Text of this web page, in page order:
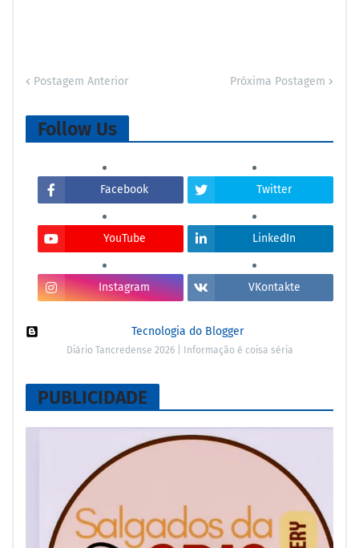
Postagem Anterior Próxima Postagem
Follow Us
Facebook Twitter
YouTube LinkedIn
Instagram VKontakte
Tecnologia do Blogger
Diário Tancredense 2026 | Informação é coisa séria
PUBLICIDADE